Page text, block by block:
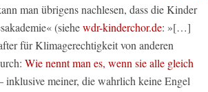
man übrigens nachlesen, dass die Kinder
(siehewdr-kinderchor.de: »[…]
für Klimagerechtigkeit von anderen
Wie nennt man es, wenn sie alle gleich
meiner, die wahrlich keine Engel